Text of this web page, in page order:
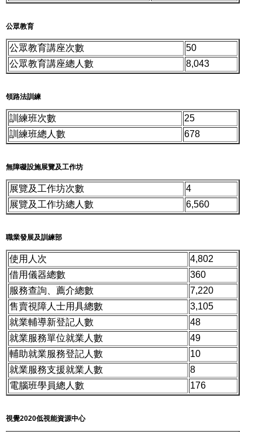
公眾教育
公眾教育講座次數
50
公眾教育講座總人數
8,043
領路法訓練
訓練班次數
25
訓練班總人數
678
無障礙設施展覽及工作坊
展覽及工作坊次數
4
展覽及工作坊總人數
6,560
職業發展及訓練部
使用人次
4,802
借用儀器總數
360
服務查詢、薦介總數
7,220
售賣視障人士用具總數
3,105
就業輔導新登記人數
48
就業服務單位就業人數
49
輔助就業服務登記人數
10
就業服務支援就業人數
8
電腦班學員總人數
176
視覺2020低視能資源中心